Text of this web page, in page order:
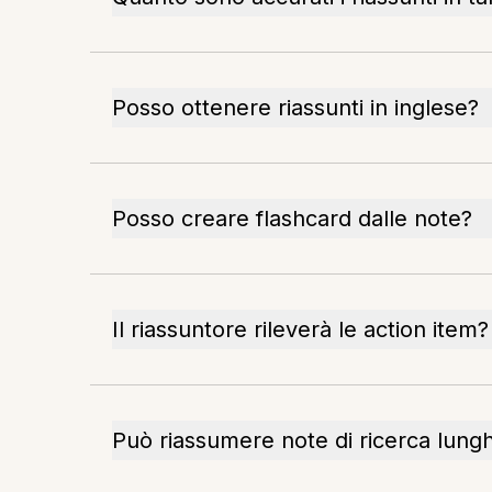
Posso ottenere riassunti in inglese?
Posso creare flashcard dalle note?
Il riassuntore rileverà le action item?
Può riassumere note di ricerca